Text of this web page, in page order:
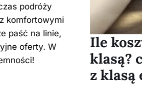
podróży
komfortowymi
paść na linie,
oferty. W
Ile
klasą?
z klasą